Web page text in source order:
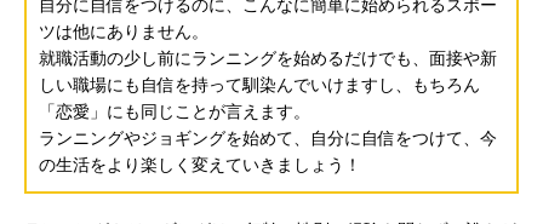
自分に自信をつけるのに、こんなに簡単に始められるスポー
ツは他にありません。
就職活動の少し前にランニングを始めるだけでも、面接や新
しい職場にも自信を持って馴染んでいけますし、もちろん
「恋愛」にも同じことが言えます。
ランニングやジョギングを始めて、自分に自信をつけて、今
の生活をより楽しく変えていきましょう！